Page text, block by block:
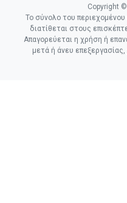
Copyright
Το σύνολο του
διατίθεται στους
Απαγορεύεται η χρήση ή
μετά ή άνευ